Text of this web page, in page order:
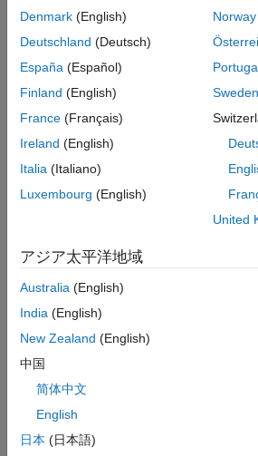
数の異なるアルゴリズムの間でデータ
アプリケーションの検証用の有力な候
ROS 2 コンポーネント ノードは
から生成できます。ROS 2 コンポーネ
最適化コードも MATLAB と Simulink
メモ
ROS 2 ノードを展開するに
ーゲット ROS 2 デバイスに
があります。展開する前に
認してください。
ROS 2 コンポーネント ノー
ゲット ROS 2 デバイスに
ージがインストールされて
関数
C++ コード生成をサポートする関数
Denmark (English)
Deutschland (Deutsch)
España (Español)
Finland (English)
France (Français)
Ireland (English)
Italia (Italiano)
Luxembourg (English)
Norway
Sweden
United
アジア太平洋地域
Australia (English)
India (English)
New Zealand (English)
中国
简体中文
English
日本 (日本語)